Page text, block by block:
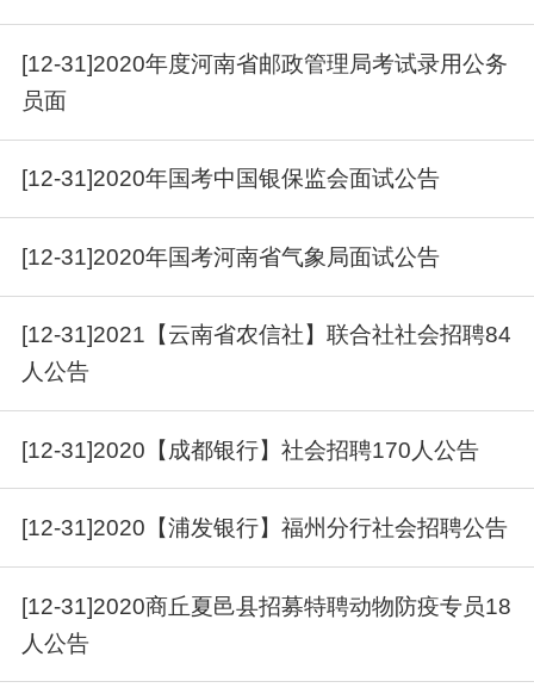
[12-31]2020年度河南省邮政管理局考试录用公务
员面
[12-31]2020年国考中国银保监会面试公告
[12-31]2020年国考河南省气象局面试公告
[12-31]2021【云南省农信社】联合社社会招聘84
人公告
[12-31]2020【成都银行】社会招聘170人公告
[12-31]2020【浦发银行】福州分行社会招聘公告
[12-31]2020商丘夏邑县招募特聘动物防疫专员18
人公告